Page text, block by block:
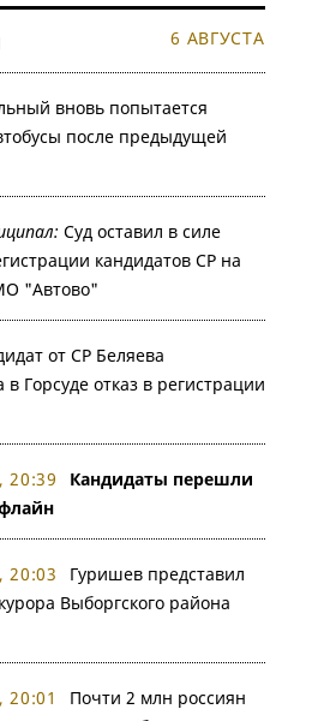
6 АВГУСТА
вновь попытается
после предыдущей
Суд оставил в силе
кандидатов СР на
"Автово"
от СР Беляева
Горсуде отказ в регистрации
20:39
Кандидаты перешли
20:03
Гуришев представил
Выборгского района
20:01
Почти 2 млн россиян